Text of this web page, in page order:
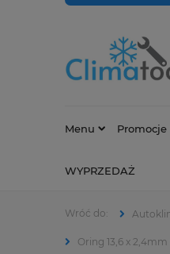
Menu Promocje
WYPRZEDAŻ
Oring 13,6 x 2,4mm